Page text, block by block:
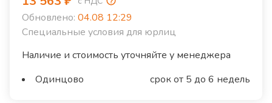
Обновлено: 04.08 12:29
Специальные условия для юрлиц
Наличие и стоимость уточняйте у менеджера
Одинцово
срок от 5 до 6 недель